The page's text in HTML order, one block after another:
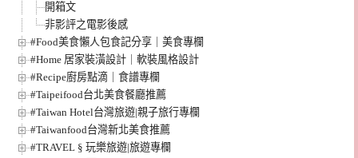
開箱文
非影評之電影後感
#Food美食懶人包食記分享｜美食專欄
#Home 居家裝潢設計｜軟裝風格設計
#Recipe廚房點滴｜食譜專欄
#Taipeifood台北美食餐廳推薦
#Taiwan Hotel台灣旅遊|親子旅行專欄
#Taiwanfood台灣新北美食推薦
#TRAVEL § 玩樂旅遊|旅遊專欄